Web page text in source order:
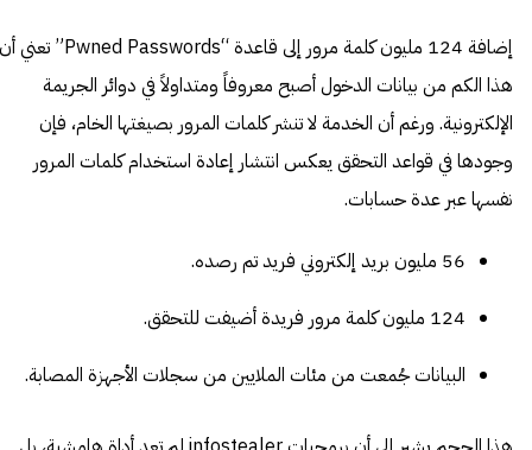
إضافة 124 مليون كلمة مرور إلى قاعدة “Pwned Passwords” تعني أن
هذا الكم من بيانات الدخول أصبح معروفاً ومتداولاً في دوائر الجريمة
الإلكترونية. ورغم أن الخدمة لا تنشر كلمات المرور بصيغتها الخام، فإن
وجودها في قواعد التحقق يعكس انتشار إعادة استخدام كلمات المرور
نفسها عبر عدة حسابات.
56 مليون بريد إلكتروني فريد تم رصده.
124 مليون كلمة مرور فريدة أضيفت للتحقق.
البيانات جُمعت من مئات الملايين من سجلات الأجهزة المصابة.